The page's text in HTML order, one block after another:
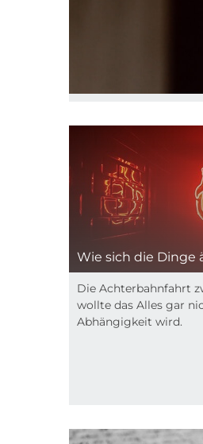
Wie sich die Dinge
Die Achterbahnfahrt
wollte das Alles gar
Abhängigkeit wird.